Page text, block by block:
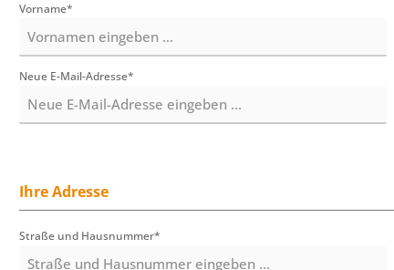
Vorname*
Neue E-Mail-Adresse*
Ihre Adresse
Straße und Hausnummer*